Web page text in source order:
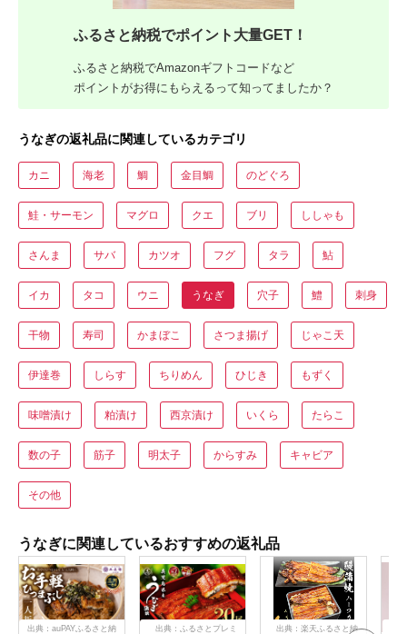
ふるさと納税でポイント大量GET！
ふるさと納税でAmazonギフトコードなど
ポイントがお得にもらえるって知ってましたか？
うなぎの返礼品に関連しているカテゴリ
カニ 海老 鯛 金目鯛 のどぐろ
鮭・サーモン マグロ クエ ブリ ししゃも
さんま サバ カツオ フグ タラ 鮎
イカ タコ ウニ うなぎ 穴子 鱧 刺身
干物 寿司 かまぼこ さつま揚げ じゃこ天
伊達巻 しらす ちりめん ひじき もずく
味噌漬け 粕漬け 西京漬け いくら たらこ
数の子 筋子 明太子 からすみ キャビア
その他
うなぎに関連しているおすすめの返礼品
出典：auPAYふるさと納
出典：ふるさとプレミ
出典：楽天ふるさと納